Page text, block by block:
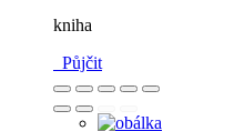
kniha
Půjčit